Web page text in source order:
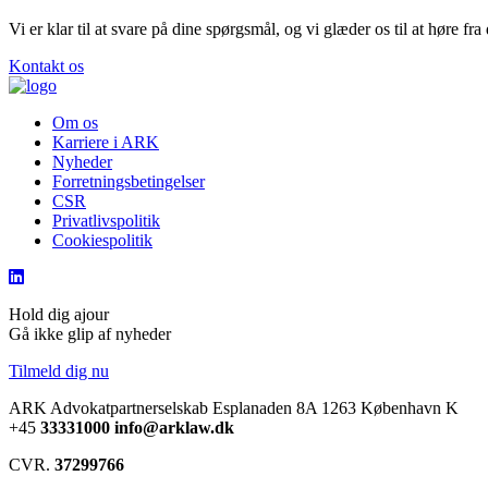
Vi er klar til at svare på dine spørgsmål, og vi glæder os til at høre fra
Kontakt os
Om os
Karriere i ARK
Nyheder
Forretningsbetingelser
CSR
Privatlivspolitik
Cookiespolitik
Hold dig ajour
Gå ikke glip af nyheder
Tilmeld dig nu
ARK Advokatpartnerselskab Esplanaden 8A 1263 København K
+45 33331000 info@arklaw.dk
CVR. 37299766